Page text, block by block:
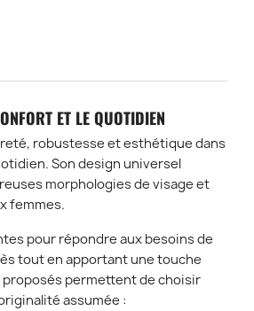
ET LE QUOTIDIEN
robustesse et esthétique dans
Son design universel
morphologies de visage et
femmes.
pour répondre aux besoins de
tout en apportant une touche
permettent de choisir
assumée :